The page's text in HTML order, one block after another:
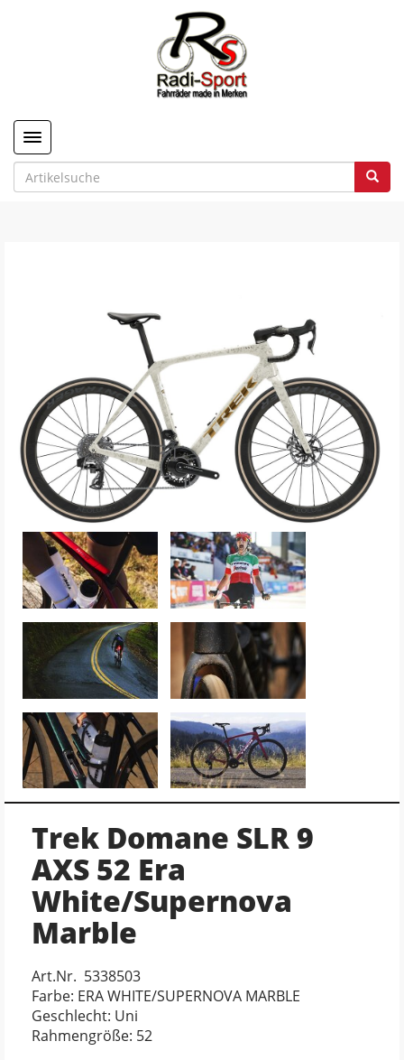
Toggle navigation
Trek Domane SLR 9
AXS 52 Era
White/Supernova
Marble
Art.Nr. 5338503
Farbe: ERA WHITE/SUPERNOVA MARBLE
Geschlecht: Uni
Rahmengröße: 52